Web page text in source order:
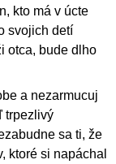
kto má v úcte
svojich detí
otca, bude dlho
a nezarmucuj
trpezlivý
sa ti, že
ktoré si napáchal